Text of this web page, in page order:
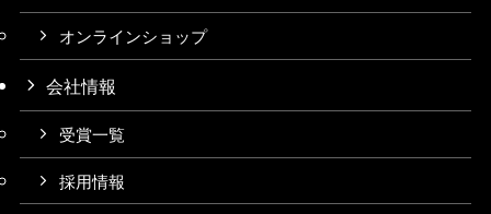
オンラインショップ
会社情報
受賞一覧
採用情報